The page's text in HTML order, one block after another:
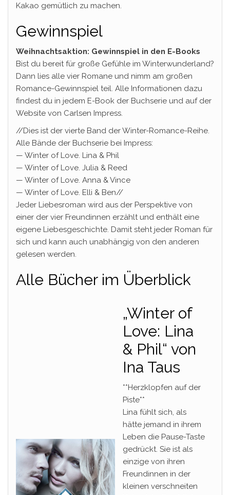
Kakao gemütlich zu machen.
Gewinnspiel
Weihnachtsaktion: Gewinnspiel in den E-Books
Bist du bereit für große Gefühle im Winterwunderland?
Dann lies alle vier Romane und nimm am großen
Romance-Gewinnspiel teil. Alle Informationen dazu
findest du in jedem E-Book der Buchserie und auf der
Website von Carlsen Impress.
//Dies ist der vierte Band der Winter-Romance-Reihe.
Alle Bände der Buchserie bei Impress:
— Winter of Love. Lina & Phil
— Winter of Love. Julia & Reed
— Winter of Love. Anna & Vince
— Winter of Love. Elli & Ben//
Jeder Liebesroman wird aus der Perspektive von
einer der vier Freundinnen erzählt und enthält eine
eigene Liebesgeschichte. Damit steht jeder Roman für
sich und kann auch unabhängig von den anderen
gelesen werden.
Alle Bücher im Überblick
„Winter of
Love: Lina
& Phil“ von
Ina Taus
**Herzklopfen auf der
Piste**
Lina fühlt sich, als
hätte jemand in ihrem
Leben die Pause-Taste
gedrückt. Sie ist als
einzige von ihren
Freundinnen in der
kleinen verschneiten